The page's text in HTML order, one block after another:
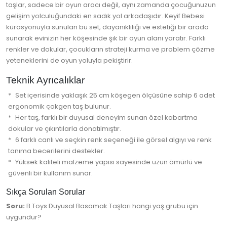
taşlar, sadece bir oyun aracı değil, aynı zamanda çocuğunuzun
gelişim yolculuğundaki en sadık yol arkadaşıdır. Keyif Bebesi
kürasyonuyla sunulan bu set, dayanıklılığı ve estetiği bir arada
sunarak evinizin her köşesinde şık bir oyun alanı yaratır. Farklı
renkler ve dokular, çocukların strateji kurma ve problem çözme
yeteneklerini de oyun yoluyla pekiştirir.
Teknik Ayrıcalıklar
Set içerisinde yaklaşık 25 cm köşegen ölçüsüne sahip 6 adet
ergonomik çokgen taş bulunur.
Her taş, farklı bir duyusal deneyim sunan özel kabartma
dokular ve çıkıntılarla donatılmıştır.
6 farklı canlı ve seçkin renk seçeneği ile görsel algıyı ve renk
tanıma becerilerini destekler.
Yüksek kaliteli malzeme yapısı sayesinde uzun ömürlü ve
güvenli bir kullanım sunar.
Sıkça Sorulan Sorular
Soru: B.Toys Duyusal Basamak Taşları hangi yaş grubu için
uygundur?